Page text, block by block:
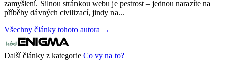
zamyšlení. Silnou stránkou webu je pestrost – jednou narazíte na
příběhy dávných civilizací, jindy na...
Všechny články tohoto autora →
Další články z kategorie Co vy na to?